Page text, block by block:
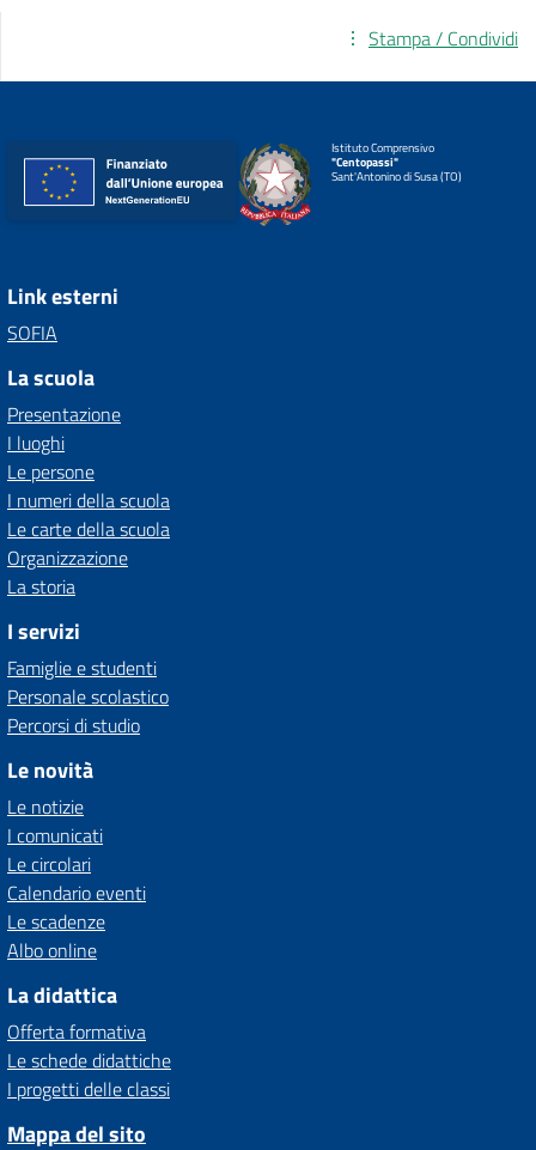
Stampa / Condividi
Istituto Comprensivo
"Centopassi"
Sant'Antonino di Susa (TO)
Link esterni
SOFIA
La scuola
Presentazione
I luoghi
Le persone
I numeri della scuola
Le carte della scuola
Organizzazione
La storia
I servizi
Famiglie e studenti
Personale scolastico
Percorsi di studio
Le novità
Le notizie
I comunicati
Le circolari
Calendario eventi
Le scadenze
Albo online
La didattica
Offerta formativa
Le schede didattiche
I progetti delle classi
Mappa del sito